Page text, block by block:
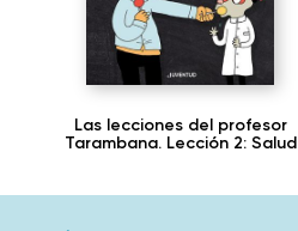
Las lecciones del profesor
Tarambana. Lección 2: Salud